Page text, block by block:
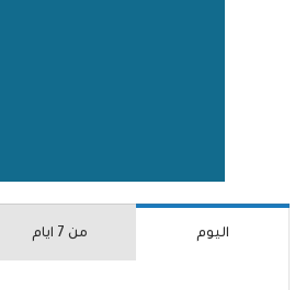
اليوم من 7 ايام